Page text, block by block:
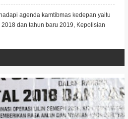
agenda kamtibmas kedepan yaitu
dan tahun baru 2019, Kepolisian